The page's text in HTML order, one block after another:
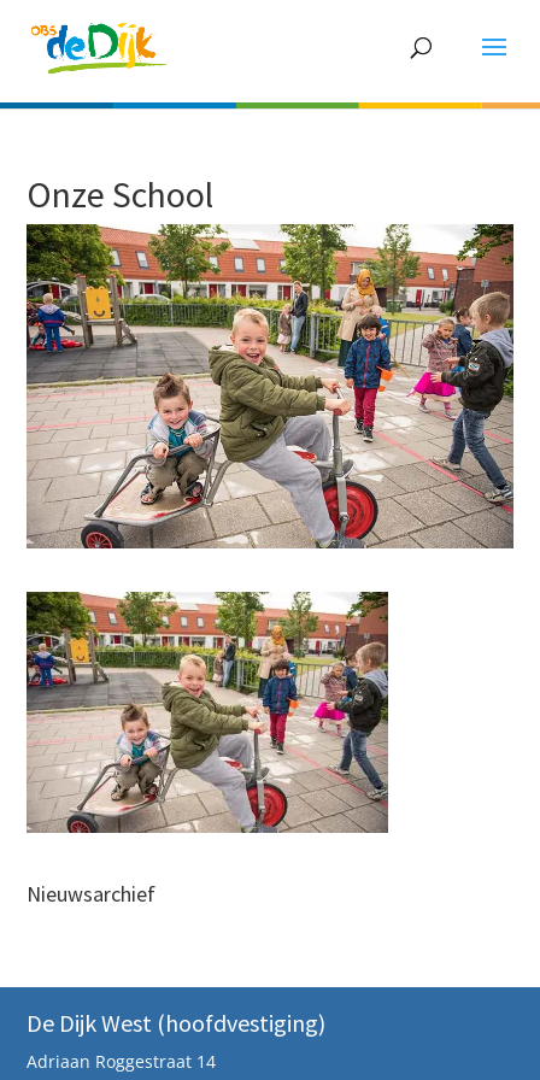
Onze School
Nieuwsarchief
De Dijk West (hoofdvestiging)
Adriaan Roggestraat 14